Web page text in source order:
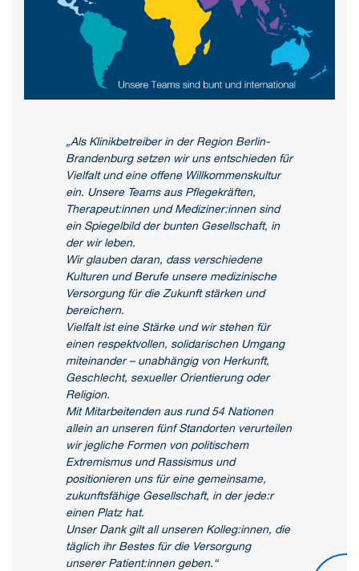
„Als Klinikbetreiber in der Region Berlin-
Brandenburg setzen wir uns entschieden für
Vielfalt und eine offene Willkommenskultur
ein. Unsere Teams aus Pflegekräften,
Therapeut:innen und Mediziner:innen sind
ein Spiegelbild der bunten Gesellschaft, in
der wir leben.
Wir glauben daran, dass verschiedene
Kulturen und Berufe unsere medizinische
Versorgung für die Zukunft stärken und
bereichern.
Vielfalt ist eine Stärke und wir stehen für
einen respektvollen, solidarischen Umgang
miteinander – unabhängig von Herkunft,
Geschlecht, sexueller Orientierung oder
Religion.
Mit Mitarbeitenden aus rund 54 Nationen
allein an unseren fünf Standorten verurteilen
wir jegliche Formen von politischem
Extremismus und Rassismus und
positionieren uns für eine gemeinsame,
zukunftsfähige Gesellschaft, in der jede:r
einen Platz hat.
Unser Dank gilt all unseren Kolleg:innen, die
täglich ihr Bestes für die Versorgung
unserer Patient:innen geben.“